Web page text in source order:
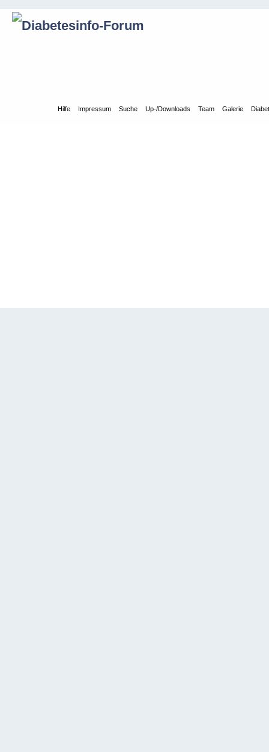
Hilfe Impressum Suche Up-/Downloads Team Galerie